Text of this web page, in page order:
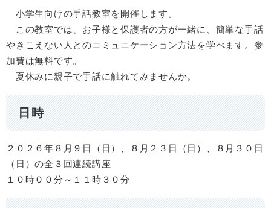
小学生向けの手話教室を開催します。
この教室では、お子様と保護者の方が一緒に、簡単な手話
やきこえない人とのコミュニケーション方法を学べます。参
加費は無料です。
​ 夏休みに親子で手話に触れてみませんか。
日時
２０２６年８月９日（日）、８月２３日（日）、８月３０日
（日）の全３回連続講座
１０時００分～１１時３０分